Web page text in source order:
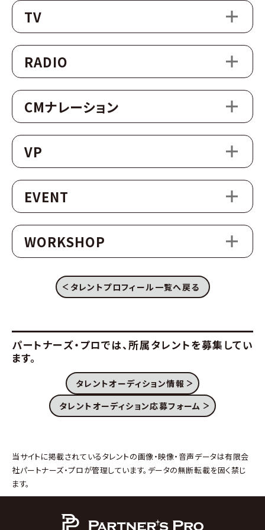
TV
RADIO
CMナレーション
VP
EVENT
WORKSHOP
タレントプロフィール一覧へ戻る
パートナーズ・プロでは、 所属タレントを募集してい
ます。
タレントオーディション情報
タレントオーディション応募フォーム
当サイトに掲載されているタレントの画像・映像・音声データは有限会
社パートナーズ・プロが管理しています。データの無断転載を固く禁じ
ます。